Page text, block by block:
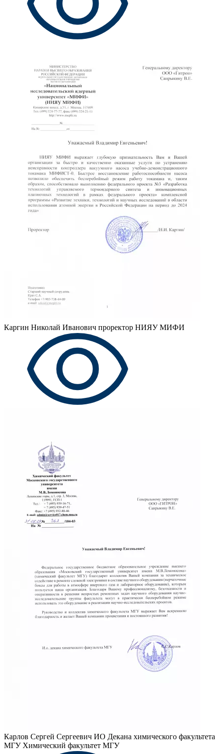
Каргин Николай Иванович проректор НИЯУ МИФИ
Карлов Сергей Сергеевич ИО Декана химического факультета
МГУ Химический факультет МГУ